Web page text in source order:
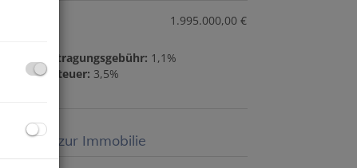
1.995.000,00 €
1,1%
3,5%
zur Immobilie